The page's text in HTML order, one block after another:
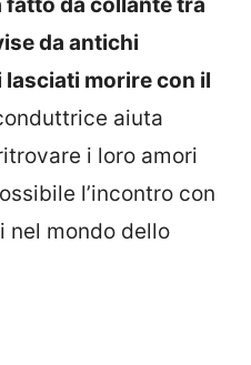
da antichi
morire con il
aiuta
i loro amori
l’incontro con
nel mondo dello